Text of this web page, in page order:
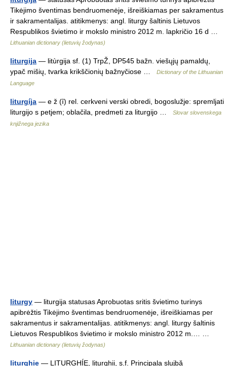
Tikėjimo šventimas bendruomenėje, išreiškiamas per sakramentus
ir sakramentalijas. atitikmenys: angl. liturgy šaltinis Lietuvos
Respublikos švietimo ir mokslo ministro 2012 m. lapkričio 16 d …
Lithuanian dictionary (lietuvių žodynas)
liturgija — litùrgija sf. (1) TrpŽ, DP545 bažn. viešųjų pamaldų,
ypač mišių, tvarka krikščionių bažnyčiose …
Dictionary of the Lithuanian
Language
liturgíja — e ž (ȋ) rel. cerkveni verski obredi, bogoslužje: spremljati
liturgijo s petjem; oblačila, predmeti za liturgijo …
Slovar slovenskega
knjižnega jezika
liturgy — liturgija statusas Aprobuotas sritis švietimo turinys
apibrėžtis Tikėjimo šventimas bendruomenėje, išreiškiamas per
sakramentus ir sakramentalijas. atitikmenys: angl. liturgy šaltinis
Lietuvos Respublikos švietimo ir mokslo ministro 2012 m.… …
Lithuanian dictionary (lietuvių žodynas)
liturghie — LITURGHÍE, liturghii, s.f. Principala slujbă